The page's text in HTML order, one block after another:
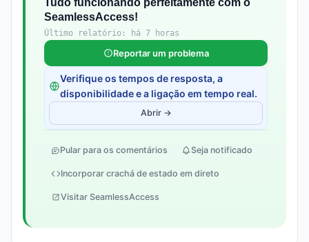
Tudo funcionando perfeitamente com o
SeamlessAccess!
Último relatório: há 7 horas
Reportar um problema
Verifique os tempos de resposta, a
disponibilidade e a ligação em tempo real.
Abrir →
Pular para os comentários Seja notificado
Incorporar crachá de estado em direto
Visitar SeamlessAccess